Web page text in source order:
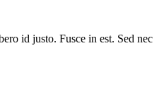
id justo. Fusce in est. Sed nec